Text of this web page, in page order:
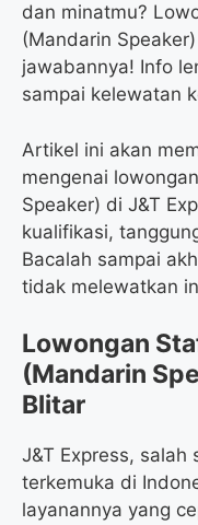
dan minatmu?
(Mandarin
jawabannya! Info
sampai kelewatan
Artikel ini akan
mengenai
Speaker) di J&T
kualifikasi,
Bacalah sampai
tidak melewatkan
Lowongan
(Mandarin
Blitar
J&T Express, salah
terkemuka di
layanannya yang